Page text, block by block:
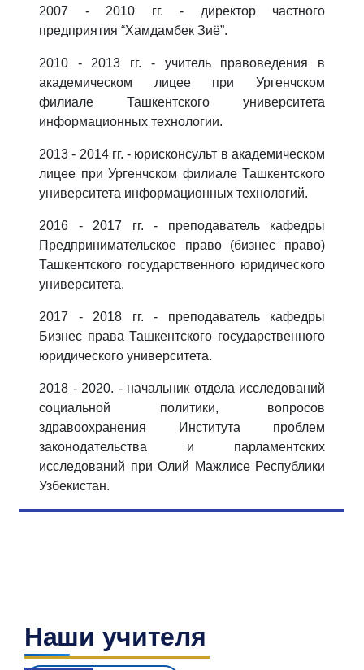
2007 - 2010 гг. - директор частного
предприятия “Хамдамбек Зиё”.
2010 - 2013 гг. - учитель правоведения в
академическом лицее при Ургенчском
филиале Ташкентского университета
информационных технологии.
2013 - 2014 гг. - юрисконсульт в академическом
лицее при Ургенчском филиале Ташкентского
университета информационных технологий.
2016 - 2017 гг. - преподаватель кафедры
Предпринимательское право (бизнес право)
Ташкентского государственного юридического
университета.
2017 - 2018 гг. - преподаватель кафедры
Бизнес права Ташкентского государственного
юридического университета.
2018 - 2020. - начальник отдела исследований
социальной политики, вопросов
здравоохранения Института проблем
законодательства и парламентских
исследований при Олий Мажлисе Республики
Узбекистан.
Наши учителя